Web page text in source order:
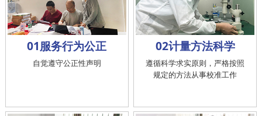
01服务行为公正
自觉遵守公正性声明
02计量方法科学
遵循科学求实原则，严格按照
规定的方法从事校准工作